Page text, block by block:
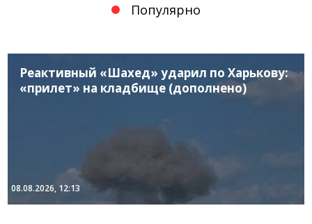
Популярно
Реактивный «Шахед» ударил по Харькову:
«прилет» на кладбище (дополнено)
08.08.2026, 12:13